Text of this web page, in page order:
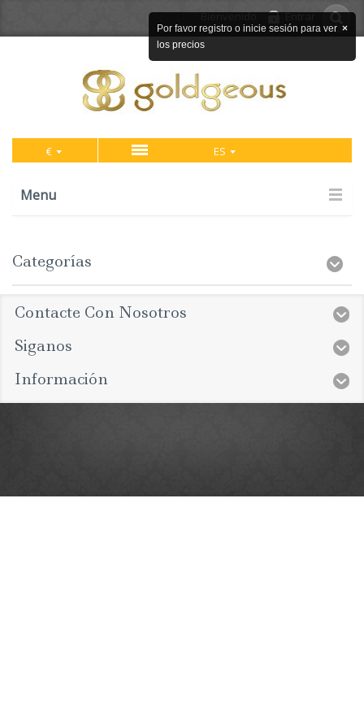
€ ES
Bienvenido Entrar
Menu
Categorías
Contacte Con Nosotros
Siganos
Información
×
Por favor registro o inicie sesión para ver
los precios